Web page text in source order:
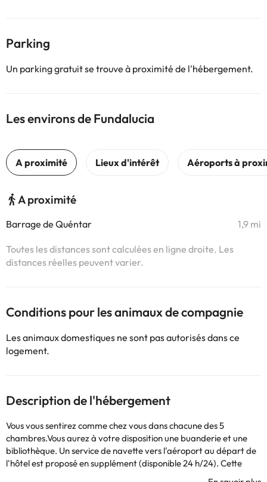
Parking
Un parking gratuit se trouve à proximité de l'hébergement.
Les environs de Fundalucia
A proximité
Barrage de Quéntar 1,9 mi
Toutes les distances sont calculées en ligne droite. Les
distances réelles peuvent varier.
Conditions pour les animaux de compagnie
Les animaux domestiques ne sont pas autorisés dans ce
logement.
Description de l'hébergement
Vous vous sentirez comme chez vous dans chacune des 5
chambres.Vous aurez à votre disposition une buanderie et une
bibliothèque. Un service de navette vers l'aéroport au départ de
l'hôtel est proposé en supplément (disponible 24 h/24). Cette
maison d'hôtes se trouve à 16,1 km de Alhambra et à 15,8 km de